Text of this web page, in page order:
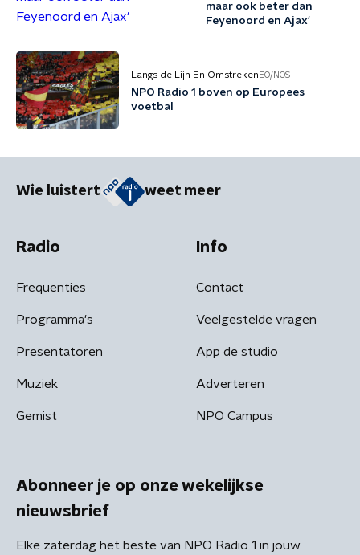
maar ook beter dan
Feyenoord en Ajax'
Langs de Lijn En Omstreken EO/NOS
NPO Radio 1 boven op Europees
voetbal
Wie luistert weet meer
Radio
Frequenties
Programma's
Presentatoren
Muziek
Gemist
Info
Contact
Veelgestelde vragen
App de studio
Adverteren
NPO Campus
Abonneer je op onze wekelijkse
nieuwsbrief
Elke zaterdag het beste van NPO Radio 1 in jouw